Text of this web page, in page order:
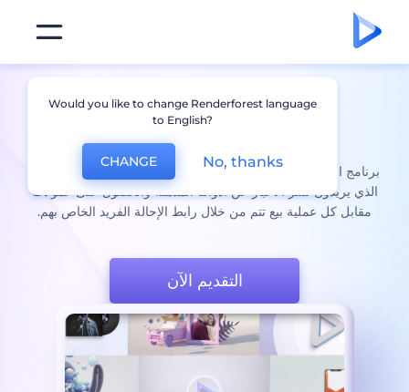
برنامجالتسويق بالعمولة
برنامج التسويق بالعمولة من Renderforest مثالي لصناع المحتوى
الذي يريدون نشر الأخبار عن أدواتنا المذهلة والحصول على عمولات
مقابل كل عملية بيع تتم من خلال رابط الإحالة الفريد الخاص بهم.
التقديم الآن
Would you like to change Renderforest language
to English?
CHANGE No, thanks